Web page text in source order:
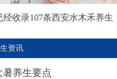
经收录107条西安水木禾养生
资讯
暑养生要点